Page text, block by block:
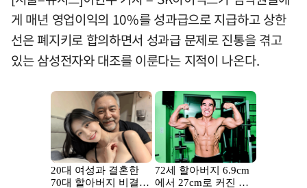
게 매년 영업이익의 10%를 성과급으로 지급하고 상한
선은 폐지키로 합의하면서 성과급 문제로 진통을 겪고
있는 삼성전자와 대조를 이룬다는 지적이 나온다.